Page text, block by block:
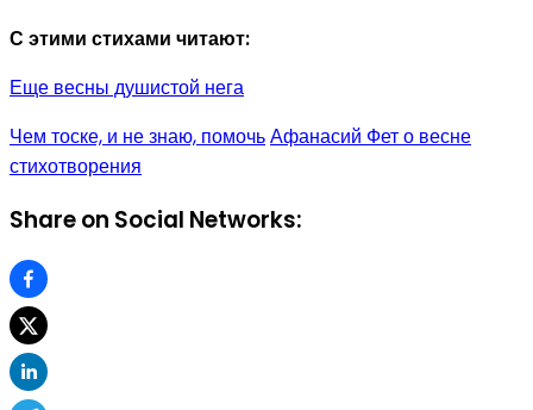
С этими стихами читают:
Еще весны душистой нега
Чем тоске, и не знаю, помочьАфанасий Фет о весне
стихотворения
Share on Social Networks: